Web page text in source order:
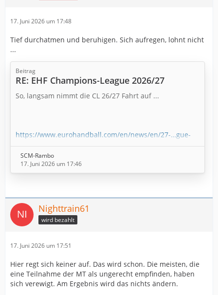
Platz in der Bundesliga ein CL Platz bedeuten könnte?...
17. Juni 2026 um 17:48
Tief durchatmen und beruhigen. Sich aufregen, lohnt nicht
...
Beitrag
RE: EHF Champions-League 2026/27
So, langsam nimmt die CL 26/27 Fahrt auf ...
https://www.eurohandball.com/en/news/en/27-…gue-
men-202627/
SCM-Rambo
17. Juni 2026 um 17:46
Nighttrain61
wird bezahlt
17. Juni 2026 um 17:51
Hier regt sich keiner auf. Das wird schon. Die meisten, die
eine Teilnahme der MT als ungerecht empfinden, haben
sich verewigt. Am Ergebnis wird das nichts ändern.